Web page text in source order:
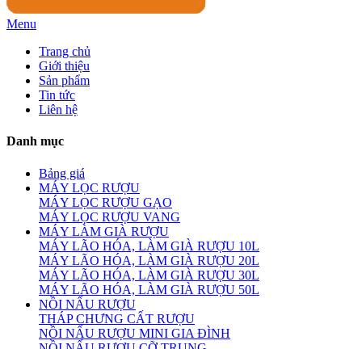
Menu
Trang chủ
Giới thiệu
Sản phẩm
Tin tức
Liên hệ
Danh mục
Bảng giá
MÁY LỌC RƯỢU
MÁY LỌC RƯỢU GẠO
MÁY LỌC RƯỢU VANG
MÁY LÀM GIÀ RƯỢU
MÁY LÃO HÓA, LÀM GIÀ RƯỢU 10L
MÁY LÃO HÓA, LÀM GIÀ RƯỢU 20L
MÁY LÃO HÓA, LÀM GIÀ RƯỢU 30L
MÁY LÃO HÓA, LÀM GIÀ RƯỢU 50L
NỒI NẤU RƯỢU
THÁP CHƯNG CẤT RƯỢU
NỒI NẤU RƯỢU MINI GIA ĐÌNH